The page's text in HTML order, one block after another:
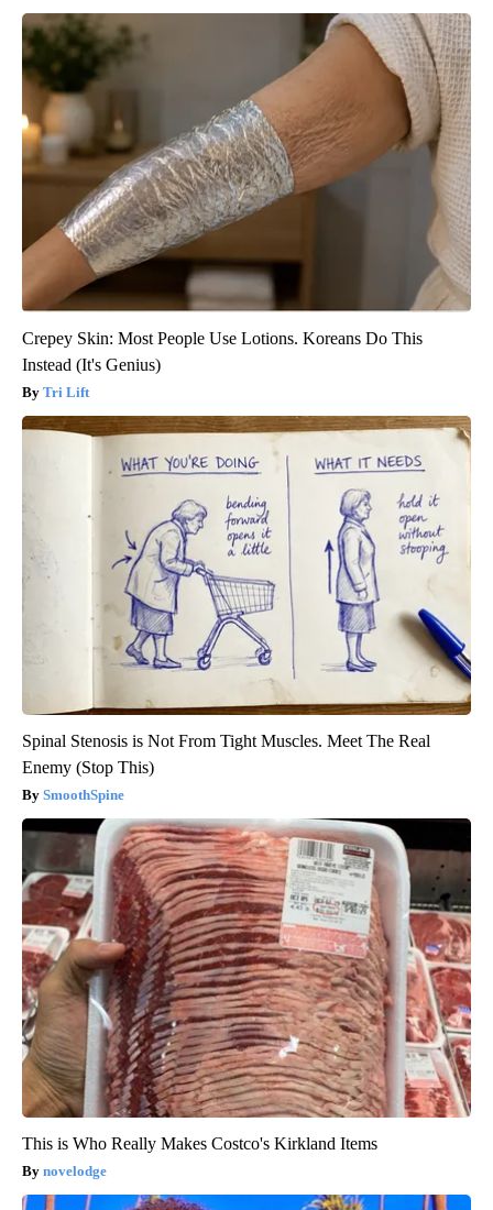
Crepey Skin: Most People Use Lotions. Koreans Do This
Instead (It's Genius)
Tri Lift
Spinal Stenosis is Not From Tight Muscles. Meet The Real
Enemy (Stop This)
SmoothSpine
This is Who Really Makes Costco's Kirkland Items
novelodge